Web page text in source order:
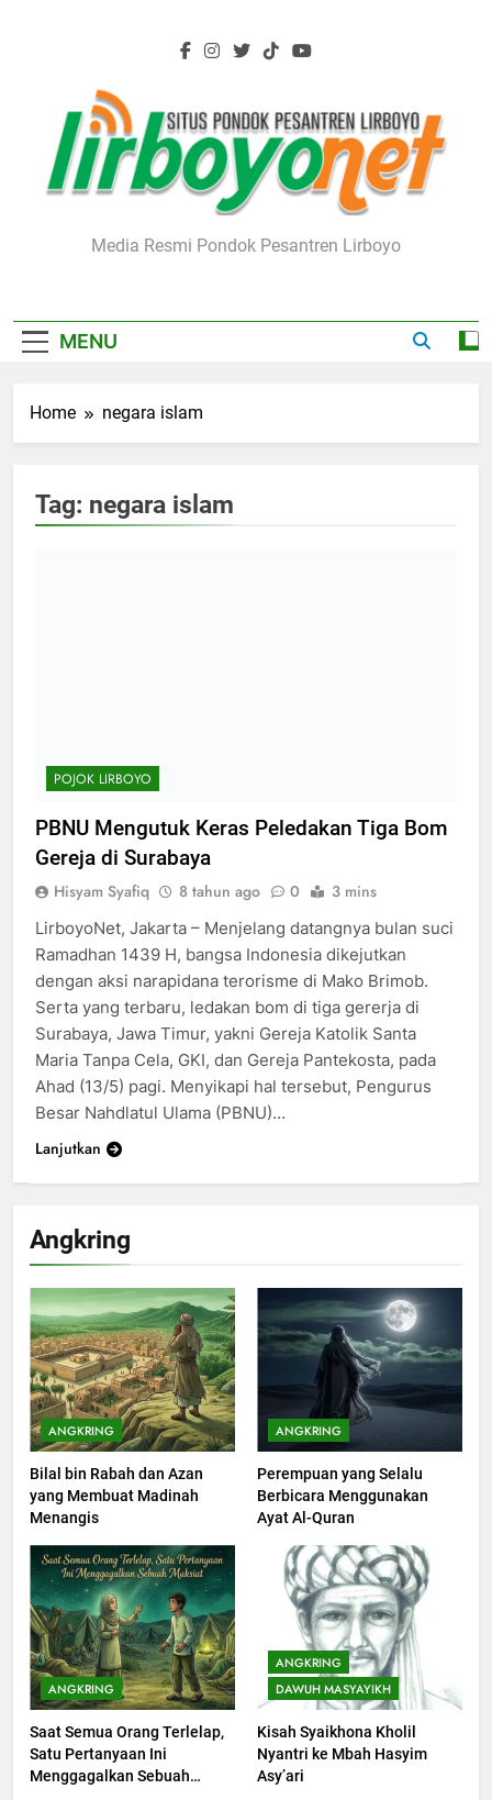
Lirboyo.net
Media Resmi Pondok Pesantren Lirboyo
MENU
Home negara islam
Angkring
ANGKRING
Bilal bin Rabah dan Azan
yang Membuat Madinah
Menangis
ANGKRING
Perempuan yang Selalu
Berbicara Menggunakan
Ayat Al-Quran
ANGKRING
Saat Semua Orang Terlelap,
Satu Pertanyaan Ini
Menggagalkan Sebuah
ANGKRING
DAWUH MASYAYIKH
Kisah Syaikhona Kholil
Nyantri ke Mbah Hasyim
Asy’ari
199
Khutbah Idul Fitri di Rumah
KHUTBAH
200
Khutbah jumat: Sejarah
Seebagai Pembangkit Jiwa
KHUTBAH
201
Tag: negara islam
POJOK LIRBOYO
PBNU Mengutuk Keras Peledakan Tiga Bom
Gereja di Surabaya
Hisyam Syafiq 8 tahun ago 0 3 mins
LirboyoNet, Jakarta – Menjelang datangnya bulan suci
Ramadhan 1439 H, bangsa Indonesia dikejutkan
dengan aksi narapidana terorisme di Mako Brimob.
Serta yang terbaru, ledakan bom di tiga gererja di
Surabaya, Jawa Timur, yakni Gereja Katolik Santa
Maria Tanpa Cela, GKI, dan Gereja Pantekosta, pada
Ahad (13/5) pagi. Menyikapi hal tersebut, Pengurus
Besar Nahdlatul Ulama (PBNU)…
Lanjutkan